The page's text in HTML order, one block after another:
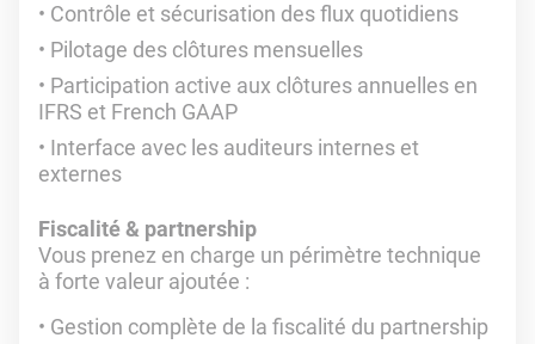
Contrôle et sécurisation des flux quotidiens
Pilotage des clôtures mensuelles
Participation active aux clôtures annuelles en
IFRS et French GAAP
Interface avec les auditeurs internes et
externes
Fiscalité & partnership
Vous prenez en charge un périmètre technique
à forte valeur ajoutée :
Gestion complète de la fiscalité du partnership